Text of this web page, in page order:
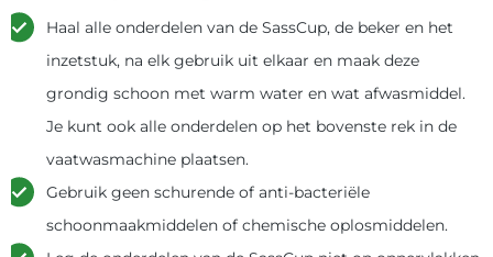
Haal alle onderdelen van de SassCup, de beker en het
inzetstuk, na elk gebruik uit elkaar en maak deze
grondig schoon met warm water en wat afwasmiddel.
Je kunt ook alle onderdelen op het bovenste rek in de
vaatwasmachine plaatsen.
Gebruik geen schurende of anti-bacteriële
schoonmaakmiddelen of chemische oplosmiddelen.